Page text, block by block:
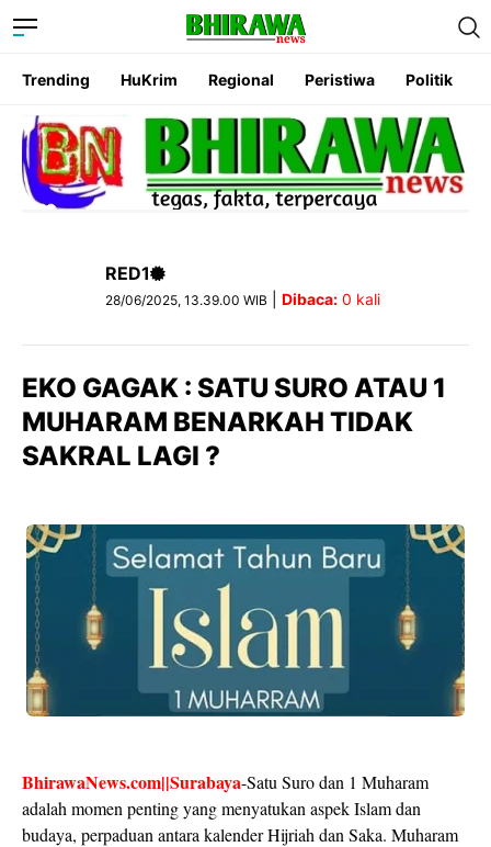
Trending HuKrim Regional Peristiwa Politik
RED1
28/06/2025, 13.39.00 WIB Dibaca: 0 kali
EKO GAGAK : SATU SURO ATAU 1
MUHARAM BENARKAH TIDAK
SAKRAL LAGI ?
BhirawaNews.com||Surabaya-Satu Suro dan 1 Muharam
adalah momen penting yang menyatukan aspek Islam dan
budaya, perpaduan antara kalender Hijriah dan Saka. Muharam